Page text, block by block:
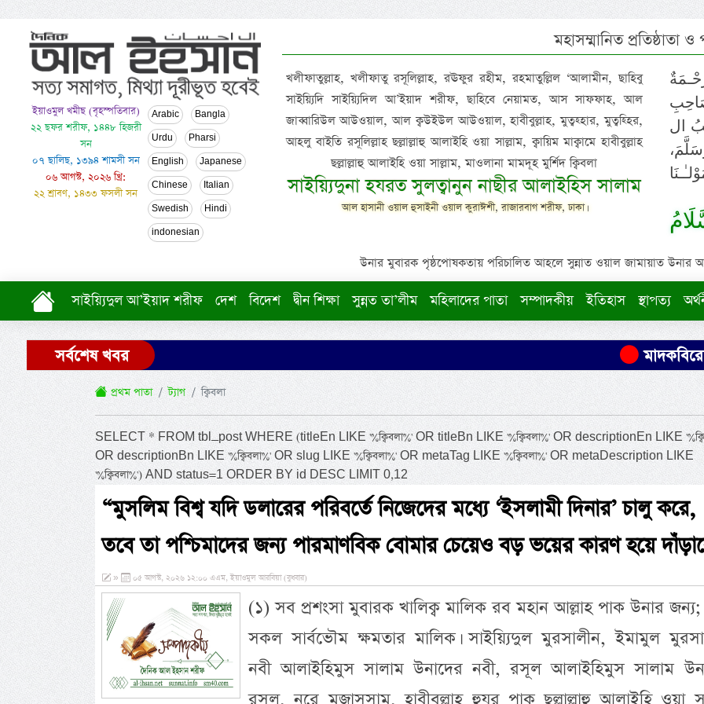
ইয়াওমুল খমীছ (বৃহস্পতিবার)
২২ ছফর শরীফ, ১৪৪৮ হিজরী
সন
০৭ ছালিছ, ১৩৯৪ শামসী সন
০৬ আগস্ট, ২০২৬ খ্রি:
২২ শ্রাবণ, ১৪৩৩ ফসলী সন
Arabic Bangla
Urdu Pharsi
English Japanese
Chinese Italian
Swedish Hindi
indonesian
মহাসম্মানিত প্রতিষ্ঠাতা
খলীফাতুল্লাহ, খলীফাতু রসূলিল্লাহ, রঊফুর রহীম, রহমাতুল্লিল ‘আলামীন, ছাহিবু
সাইয়্যিদি সাইয়্যিদিল আ’ইয়াদ শরীফ, ছাহিবে নেয়ামত, আস সাফফাহ, আল
জাব্বারিউল আউওয়াল, আল ক্বউইউল আউওয়াল, হাবীবুল্লাহ, মুত্বহ্হার, মুত্বহ্হির,
আহলু বাইতি রসূলিল্লাহ ছল্লাল্লাহু আলাইহি ওয়া সাল্লাম, ক্বায়িম মাক্বামে হাবীবুল্লাহ
ছল্লাল্লাহু আলাইহি ওয়া সাল্লাম, মাওলানা মামদূহ মুর্শিদ ক্বিবলা
সাইয়্যিদুনা হযরত সুলত্বানুন নাছীর আলাইহিস সালাম
আল হাসানী ওয়াল হুসাইনী ওয়াল কুরাঈশী, রাজারবাগ শরীফ, ঢাকা।
ال
উনার মুবারক পৃষ্ঠপোষকতায় পরিচালিত আহলে সুন্নাত ওয়াল জামায়াত উনার
সাইয়্যিদুল আ’ইয়াদ শরীফ দেশ বিদেশ দ্বীন শিক্ষা সুন্নত তা’লীম মহিলাদের পাতা সম্পাদকীয় ইতিহাস স্থাপত্য
সর্বশেষ খবর মাদকবিরোধী
প্রথম পাতা ট্যাগ ক্বিবলা
SELECT * FROM tbl_post WHERE (titleEn LIKE '%ক্বিবলা%' OR titleBn LIKE '%ক্বিবলা%' OR descriptionEn LIKE
OR descriptionBn LIKE '%ক্বিবলা%' OR slug LIKE '%ক্বিবলা%' OR metaTag LIKE '%ক্বিবলা%' OR metaDescription LIKE
'%ক্বিবলা%') AND status=1 ORDER BY id DESC LIMIT 0,12
“মুসলিম বিশ্ব যদি ডলারের পরিবর্তে নিজেদের মধ্যে ‘ইসলামী দিনার’ চালু করে,
তবে তা পশ্চিমাদের জন্য পারমাণবিক বোমার চেয়েও বড় ভয়ের কারণ হয়ে
» ০৫ আগস্ট, ২০২৬ ১২:০০ এএম, ইয়াওমুল আরবিয়া (বুধবার)
(১) সব প্রশংসা মুবারক খালিক্ব মালিক রব মহান আল্লাহ পাক উনার জন্য;
সকল সার্বভৌম ক্ষমতার মালিক। সাইয়্যিদুল মুরসালীন, ইমামুল
নবী আলাইহিমুস সালাম উনাদের নবী, রসূল আলাইহিমুস সালাম